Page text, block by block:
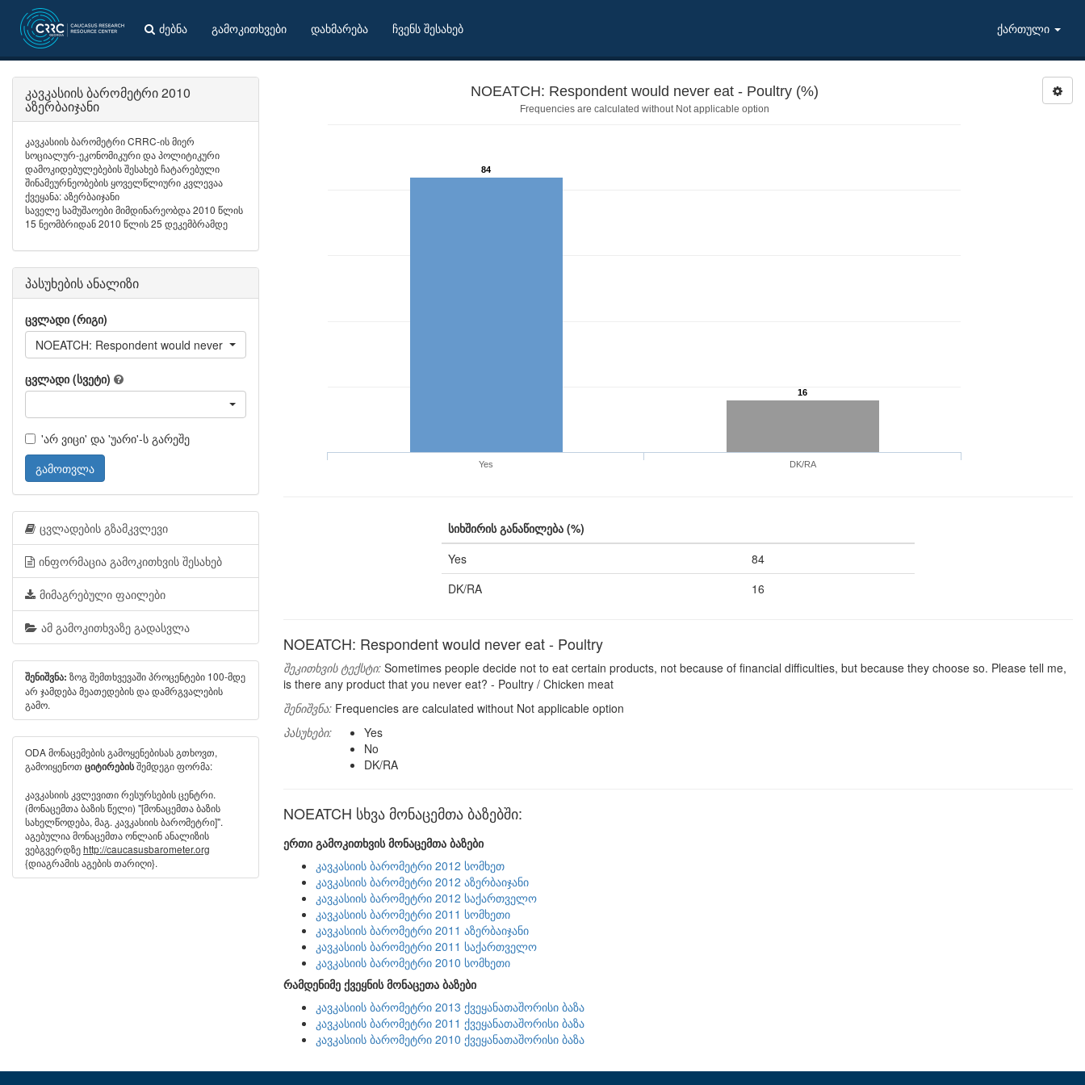
ძებნა გამოკითხვები დახმარება ჩვენს შესახებ ქართული
NOEATCH: Respondent would never eat - Poultry (%)
Frequencies are calculated without Not applicable option
84
16
Yes DK/RA
სიხშირის განაწილება (%)
Yes
84
DK/RA
16
NOEATCH: Respondent would never eat - Poultry
შეკითხვის ტექსტი: Sometimes people decide not to eat certain products, not because of financial difficulties, but because they choose so. Please tell me,
is there any product that you never eat? - Poultry / Chicken meat
შენიშვნა: Frequencies are calculated without Not applicable option
პასუხები:
Yes
No
DK/RA
NOEATCH სხვა მონაცემთა ბაზებში:
ერთი გამოკითხვის მონაცემთა ბაზები
კავკასიის ბარომეტრი 2012 სომხეთ
კავკასიის ბარომეტრი 2012 აზერბაიჯანი
კავკასიის ბარომეტრი 2012 საქართველო
კავკასიის ბარომეტრი 2011 სომხეთი
კავკასიის ბარომეტრი 2011 აზერბაიჯანი
კავკასიის ბარომეტრი 2011 საქართველო
კავკასიის ბარომეტრი 2010 სომხეთი
რამდენიმე ქვეყნის მონაცეთა ბაზები
კავკასიის ბარომეტრი 2013 ქვეყანათაშორისი ბაზა
კავკასიის ბარომეტრი 2011 ქვეყანათაშორისი ბაზა
კავკასიის ბარომეტრი 2010 ქვეყანათაშორისი ბაზა
კავკასიის ბარომეტრი 2010
აზერბაიჯანი
კავკასიის ბარომეტრი CRRC-ის მიერ
სოციალურ-ეკონომიკური და პოლიტიკური
დამოკიდებულებების შესახებ ჩატარებული
შინამეურნეობების ყოველწლიური კვლევაა
ქვეყანა: აზერბაიჯანი
საველე სამუშაოები მიმდინარეობდა 2010 წლის
15 ნეომბრიდან 2010 წლის 25 დეკემბრამდე
პასუხების ანალიზი
ცვლადი (რიგი)
NOEATCH: Respondent would never eat - Poultry
ცვლადი (სვეტი)
'არ ვიცი' და 'უარი'-ს გარეშე
გამოთვლა
ცვლადების გზამკვლევი
ინფორმაცია გამოკითხვის შესახებ
მიმაგრებული ფაილები
ამ გამოკითხვაზე გადასვლა
შენიშვნა: ზოგ შემთხვევაში პროცენტები 100-მდე
არ ჯამდება მეათედების და დამრგვალების
გამო.
ODA მონაცემების გამოყენებისას გთხოვთ,
გამოიყენოთ ციტირებისშემდეგი ფორმა:
კავკასიის კვლევითი რესურსების ცენტრი.
(მონაცემთა ბაზის წელი) "[მონაცემთა ბაზის
სახელწოდება, მაგ. კავკასიის ბარომეტრი]".
აგებულია მონაცემთა ონლაინ ანალიზის
ვებგვერდზეhttp://caucasusbarometer.org
{დიაგრამის აგების თარიღი}.